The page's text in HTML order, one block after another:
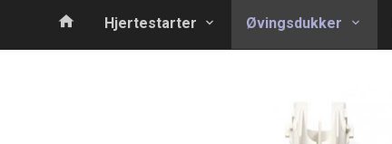
Produkter
Hjertestarter Øvingsdukker